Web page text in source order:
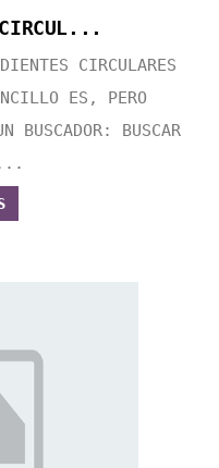
CIRCULARES
ES, PERO
BUSCADOR: BUSCAR
...